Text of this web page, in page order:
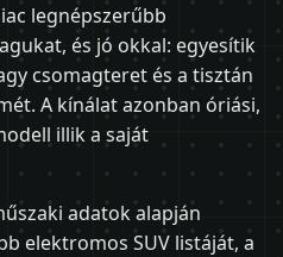
legnépszerűbb
és jó okkal: egyesítik
csomagteret és a tisztán
A kínálat azonban óriási,
illik a saját
adatok alapján
elektromos SUV listáját, a